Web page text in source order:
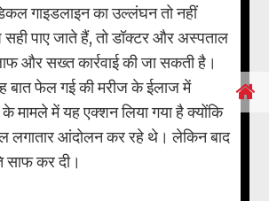
गाइडलाइन का उल्लंघन तो नहीं
पाए जाते हैं, तो डॉक्टर और अस्पताल
और सख्त कार्रवाई की जा सकती है।
फेल गई की मरीज के ईलाज में
के मामले में यह एक्शन लिया गया है क्योंकि
लगातार आंदोलन कर रहे थे। लेकिन बाद
साफ कर दी।